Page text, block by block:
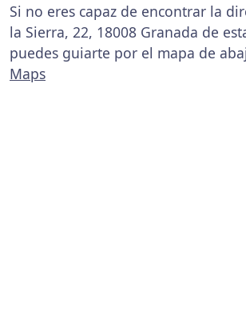
Si no eres capaz de encontrar la
la Sierra, 22, 18008 Granada de
puedes guiarte por el mapa de
Maps